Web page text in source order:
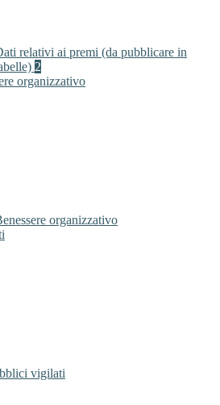
relativi ai premi (da pubblicare in
2
organizzativo
organizzativo
vigilati